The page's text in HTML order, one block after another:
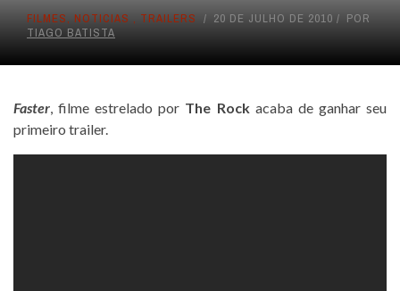
FILMES, NOTICIAS , TRAILERS 20 DE JULHO DE 2010
POR
TIAGO BATISTA
Faster, filme estrelado por The Rockacaba de ganhar seu
primeiro trailer.